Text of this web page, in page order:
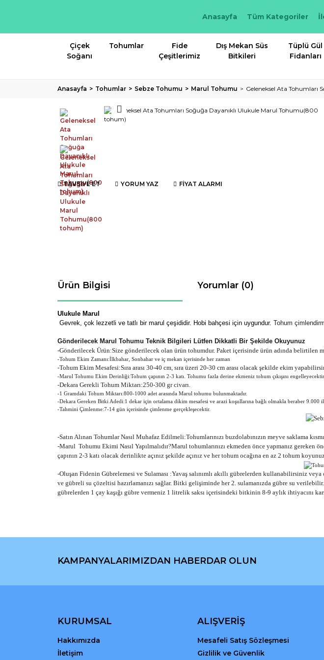
Anasayfa Tüm Kategoriler
Çiçek
Soğanı
Tohumlar
Fide
Çeşitlerimiz
Dış Mekan Süs
Bitkileri
Tüplü Gül
Fidanları
Anasayfa Tohumlar Sebze Tohumu Marul Tohumu Geleneksel Ata Tohumları
TAVSİYE ET YORUM YAZ FİYAT ALARMI
Ürün Bilgisi Yorumlar (0)
Ulukule Marul
Gevrek, çok lezzetli ve tatlı bir marul çeşididir. Hobi bahçesi için uygundur. Tohum
Gönderilecek Marul Tohumu Teknik Bilgileri Lütfen Dikkatli Bir Şekilde Okuyunuz
-Gönderilecek Ürün:Size gönderilecek olan ürün tohumdur. Paket içerisinde ürün adında
-Tohum Ekim Zamanı:İlkbahar, Sonbahar ve iç mekan içerisinde her zaman
-Tohum Ekim Mesafesi:Sıra arası 30-40 cm, sıra üzeri 20-30 cm arası olacak şekilde ekim
-Marul Tohumu Ekim Derinliği:Tohum çapının 2-3 katı. Tohumu fazla derine ekmeniz tohum çıkışını
-Dekara Gerekli Tohum Miktarı:250-300 gr civarı.
-1 Gramdaki Tohum Miktarı:800-1000 adet arasında Marul tohumu bulunmaktadır.
-Dekara Gereken Bitki Adedi:1 dekar için ortalama dikim mesafesi ve arazi koşullarına bağlı olmakla beraber 9.000
-Tahmini Çimlenme:7-14 gün içerisinde çimlenme gerçekleşecektir.
-Satın Alınan Tohumlar Nasıl Muhafaz Edilmeli:Tohumlarınızı buzdolabınızın meyve saklama
-Marul Tohumu Ekimi Nasıl Yapılmalıdır?Marul tohumlarınızı ekmeden önce yapmanız gereken
çapının 2-3 katı olacak derinlikte açınız şekilde açınız ve her tohum ocağına en az 2 tohum
-Oluşan Fidenin Gübrelemesi ve Sulaması :Yavaş salınımlı akıllı gübrelerden kullanabilirsiniz
ve gübreli su çözeltisi hazırlamanızı sağlar. Bitki gelişiminde her 2. sulamanızda gübre su
gübrelerden 1 çay kaşığı gübre vermeniz 1 litrelik saksı içerisindeki bitkinin 8-9 aylık ihtiyacını
Görüş ve önerileriniz için teşekkür ederiz.
Ürün resmi kalitesiz, bozuk veya görüntülenemiyor.
KAMPANYALARIMIZDAN HABERDAR OLUN
KURUMSAL
Hakkımızda
İletişim
ALIŞVERİŞ
Mesafeli Satış Sözleşmesi
Gizlilik ve Güvenlik